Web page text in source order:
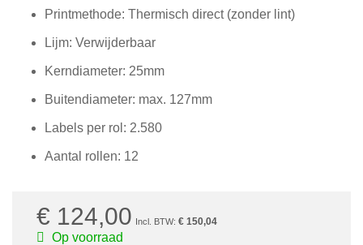
Printmethode: Thermisch direct (zonder lint)
Lijm: Verwijderbaar
Kerndiameter: 25mm
Buitendiameter: max. 127mm
Labels per rol: 2.580
Aantal rollen: 12
€ 124,00 € 150,04
Op voorraad
gallerij